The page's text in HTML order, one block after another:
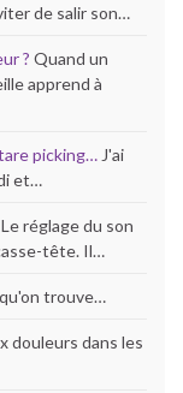
de salir son…
? Quand un
apprend à
picking… J'ai
et…
Le réglage du son
tête. Il…
trouve…
douleurs dans les